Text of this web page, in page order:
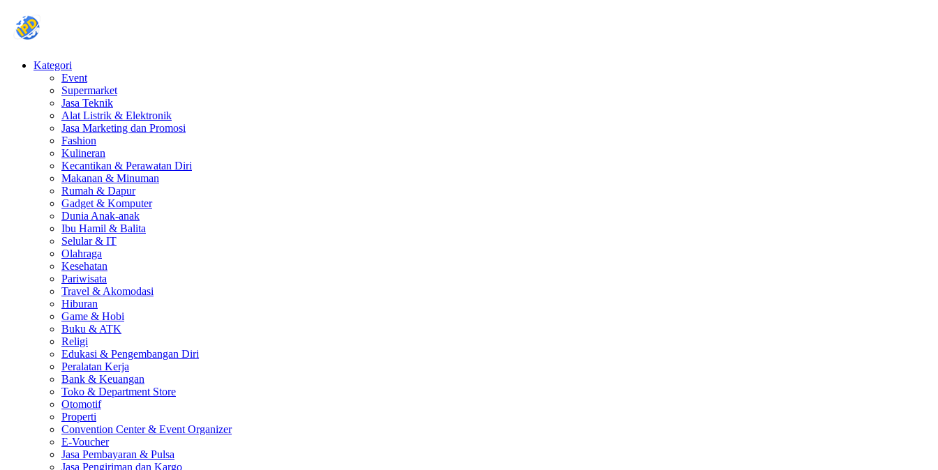
Kategori
Event
Supermarket
Jasa Teknik
Alat Listrik & Elektronik
Jasa Marketing dan Promosi
Fashion
Kulineran
Kecantikan & Perawatan Diri
Makanan & Minuman
Rumah & Dapur
Gadget & Komputer
Dunia Anak-anak
Ibu Hamil & Balita
Selular & IT
Olahraga
Kesehatan
Pariwisata
Travel & Akomodasi
Hiburan
Game & Hobi
Buku & ATK
Religi
Edukasi & Pengembangan Diri
Peralatan Kerja
Bank & Keuangan
Toko & Department Store
Otomotif
Properti
Convention Center & Event Organizer
E-Voucher
Jasa Pembayaran & Pulsa
Jasa Pengiriman dan Kargo